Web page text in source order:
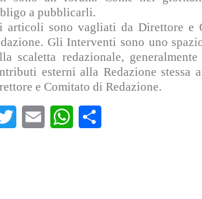
a pubblicarli.
articoli sono vagliati da Direttore e
Gli Interventi sono uno
scaletta redazionale,
esterni alla Redazione stessa
e Comitato di Redazione.
TwitterEmailWhatsApp